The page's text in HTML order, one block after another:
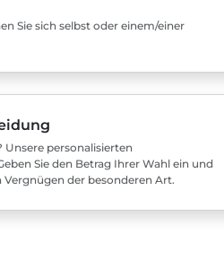
Sie sich selbst oder einem/einer
Unsere personalisierten
Sie den Betrag Ihrer Wahl ein und
Vergnügen der besonderen Art.